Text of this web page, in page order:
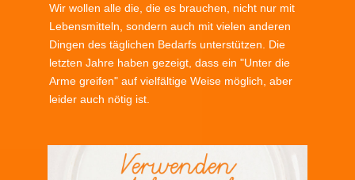
Wir wollen alle die, die es brauchen, nicht nur mit
Lebensmitteln, sondern auch mit vielen anderen
Dingen des täglichen Bedarfs unterstützen. Die
letzten Jahre haben gezeigt, dass ein "Unter die
Arme greifen" auf vielfältige Weise möglich, aber
leider auch nötig ist.